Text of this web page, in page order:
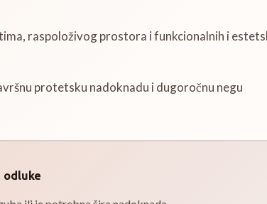
raspoloživog prostora i funkcionalnih i
protetsku nadoknadu i dugoročnu negu
odluke